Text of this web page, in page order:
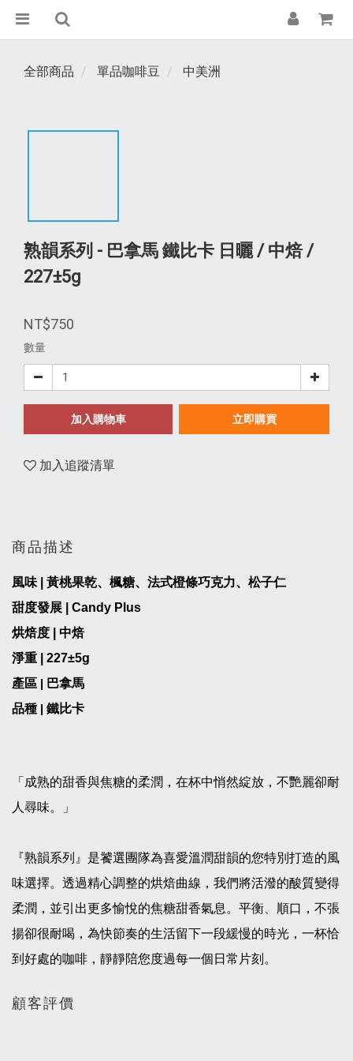
全部商品 單品咖啡豆 中美洲
熟韻系列 - 巴拿馬 鐵比卡 日曬 / 中焙 /
227±5g
NT$750
數量
加入購物車 立即購買
加入追蹤清單
商品描述
風味
黃桃果乾、楓糖、法式橙條巧克力、松子仁
甜度發展 | Candy Plus
烘焙度 | 中焙
淨重
227±5g
產區
巴拿馬
品種
鐵比卡
「成熟的甜香與焦糖的柔潤，在杯中悄然綻放，不艷麗卻耐
人尋味。」
『熟韻系列』是饕選團隊為喜愛溫潤甜韻的您特別打造的風
味選擇。透過精心調整的烘焙曲線，我們將活潑的酸質變得
柔潤，並引出更多愉悅的焦糖甜香氣息。平衡、順口，不張
揚卻很耐喝，為快節奏的生活留下一段緩慢的時光，一杯恰
到好處的咖啡，靜靜陪您度過每一個日常片刻。
顧客評價